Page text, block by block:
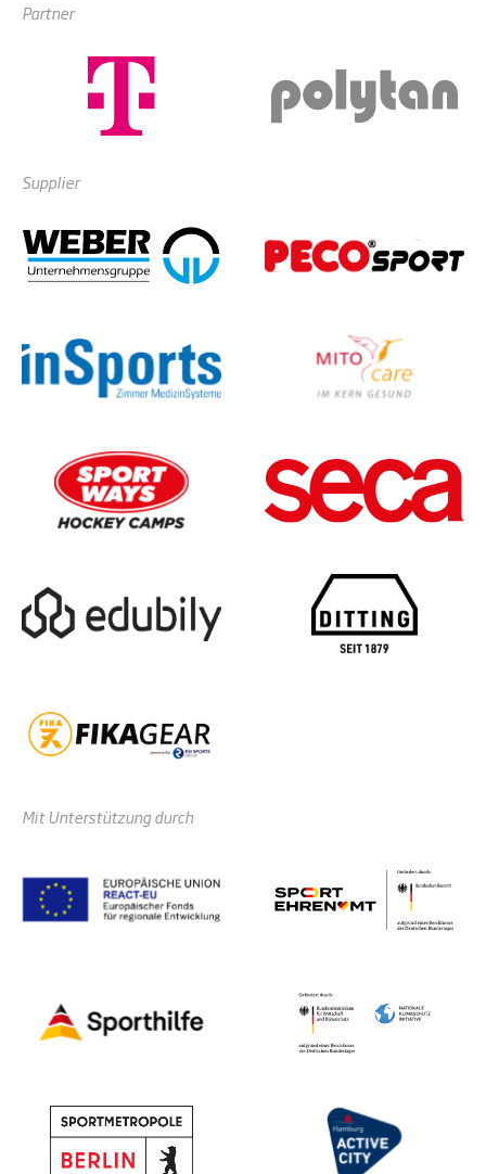
Partner
Supplier
Mit Unterstützung durch